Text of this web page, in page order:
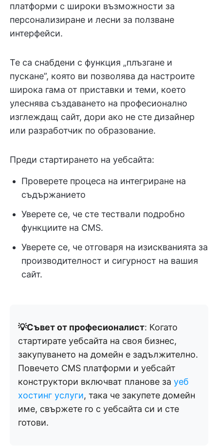
платформи с широки възможности за
персонализиране и лесни за ползване
интерфейси.
Те са снабдени с функция „плъзгане и
пускане”, която ви позволява да настроите
широка гама от приставки и теми, което
улеснява създаването на професионално
изглеждащ сайт, дори ако не сте дизайнер
или разработчик по образование.
Преди стартирането на уебсайта:
Проверете процеса на интегриране на
съдържанието
Уверете се, че сте тествали подробно
функциите на CMS.
Уверете се, че отговаря на изискванията за
производителност и сигурност на вашия
сайт.
💡Съвет от професионалист: Когато
стартирате уебсайта на своя бизнес,
закупуването на домейн е задължително.
Повечето CMS платформи и уебсайт
конструктори включват планове за уеб
хостинг услуги, така че закупете домейн
име, свържете го с уебсайта си и сте
готови.